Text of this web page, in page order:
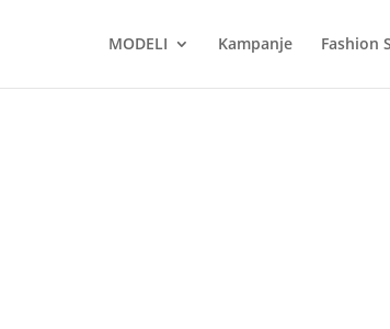
MODELI Kampanje Fashion